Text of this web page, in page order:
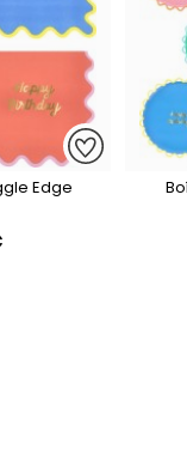
Edge